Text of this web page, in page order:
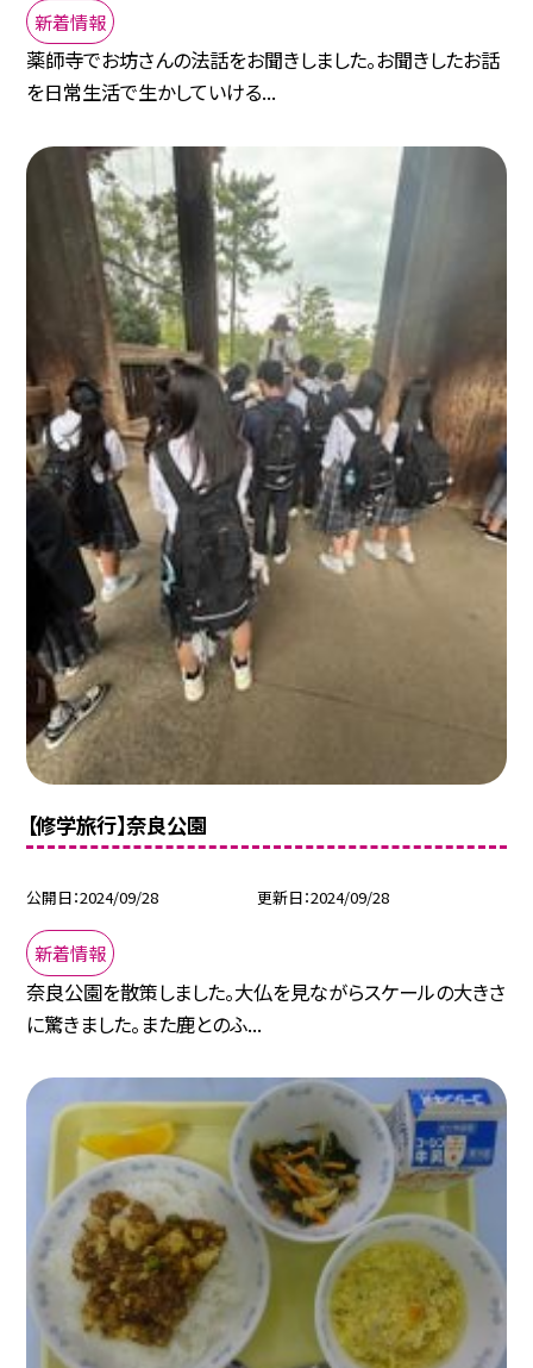
新着情報
薬師寺でお坊さんの法話をお聞きしました。お聞きしたお話
を日常生活で生かしていける...
【修学旅行】奈良公園
公開日 2024/09/28 更新日 2024/09/28
新着情報
奈良公園を散策しました。大仏を見ながらスケールの大きさ
に驚きました。また鹿とのふ...